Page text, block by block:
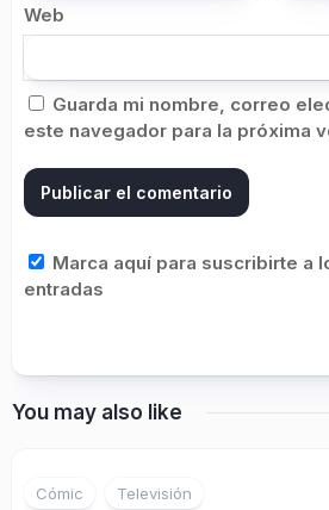
Web
Guarda mi nombre, correo
este navegador para la próxima
Marca aquí para suscribirte a
entradas
You may also like
Cómic Televisión